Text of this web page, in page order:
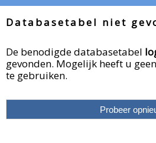
Databasetabel niet
De benodigde databasetabel
gevonden. Mogelijk heeft u
te gebruiken.